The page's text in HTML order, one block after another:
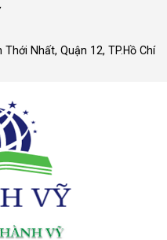
Nhất, Quận 12, TP.Hồ Chí